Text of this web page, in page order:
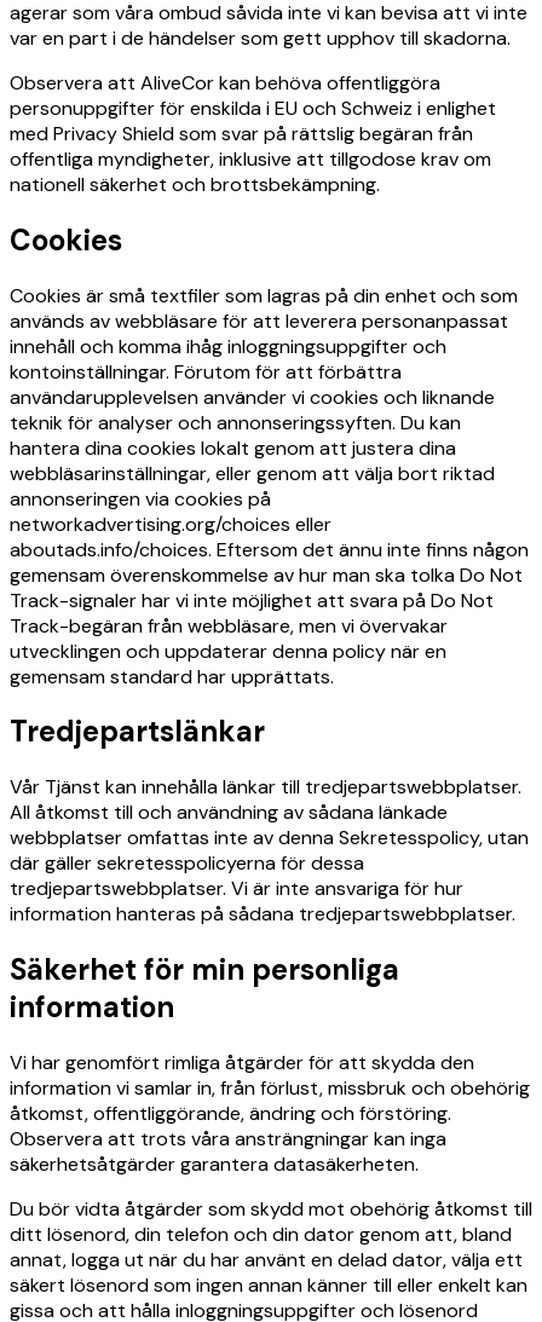
agerar som våra ombud såvida inte vi kan bevisa att vi inte
var en part i de händelser som gett upphov till skadorna.
Observera att AliveCor kan behöva offentliggöra
personuppgifter för enskilda i EU och Schweiz i enlighet
med Privacy Shield som svar på rättslig begäran från
offentliga myndigheter, inklusive att tillgodose krav om
nationell säkerhet och brottsbekämpning.
Cookies
Cookies är små textfiler som lagras på din enhet och som
används av webbläsare för att leverera personanpassat
innehåll och komma ihåg inloggningsuppgifter och
kontoinställningar. Förutom för att förbättra
användarupplevelsen använder vi cookies och liknande
teknik för analyser och annonseringssyften. Du kan
hantera dina cookies lokalt genom att justera dina
webbläsarinställningar, eller genom att välja bort riktad
annonseringen via cookies på
networkadvertising.org/choices eller
aboutads.info/choices. Eftersom det ännu inte finns någon
gemensam överenskommelse av hur man ska tolka Do Not
Track-signaler har vi inte möjlighet att svara på Do Not
Track-begäran från webbläsare, men vi övervakar
utvecklingen och uppdaterar denna policy när en
gemensam standard har upprättats.
Tredjepartslänkar
Vår Tjänst kan innehålla länkar till tredjepartswebbplatser.
All åtkomst till och användning av sådana länkade
webbplatser omfattas inte av denna Sekretesspolicy, utan
där gäller sekretesspolicyerna för dessa
tredjepartswebbplatser. Vi är inte ansvariga för hur
information hanteras på sådana tredjepartswebbplatser.
Säkerhet för min personliga
information
Vi har genomfört rimliga åtgärder för att skydda den
information vi samlar in, från förlust, missbruk och obehörig
åtkomst, offentliggörande, ändring och förstöring.
Observera att trots våra ansträngningar kan inga
säkerhetsåtgärder garantera datasäkerheten.
Du bör vidta åtgärder som skydd mot obehörig åtkomst till
ditt lösenord, din telefon och din dator genom att, bland
annat, logga ut när du har använt en delad dator, välja ett
säkert lösenord som ingen annan känner till eller enkelt kan
gissa och att hålla inloggningsuppgifter och lösenord